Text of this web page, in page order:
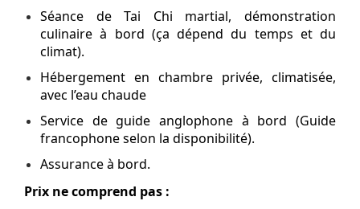
Séance de Tai Chi martial, démonstration
culinaire à bord (ça dépend du temps et du
climat).
Hébergement en chambre privée, climatisée,
avec l’eau chaude
Service de guide anglophone à bord (Guide
francophone selon la disponibilité).
Assurance à bord.
Prix ne comprend pas :